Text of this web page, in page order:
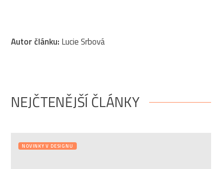
Autor článku: Lucie Srbová
NEJČTENĚJŠÍ ČLÁNKY
NOVINKY V DESIGNU